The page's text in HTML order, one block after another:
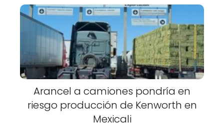
Arancel a camiones pondría en
riesgo producción de Kenworth en
Mexicali